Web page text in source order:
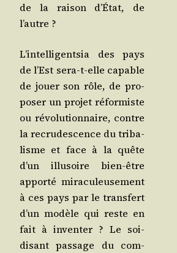
de la rai­son d’É­tat, de
l’autre ?
L’in­tel­li­gent­sia des pays
de l’Est sera-t-elle capable
de jouer son rôle, de pro­
po­ser un pro­jet réfor­miste
ou révo­lu­tion­naire, contre
la recru­des­cence du tri­ba­
lisme et face à la quête
d’un illu­soire bien-être
appor­té mira­cu­leu­se­ment
à ces pays par le trans­fert
d’un modèle qui reste en
fait à inven­ter ? Le soi-
disant pas­sage du com­